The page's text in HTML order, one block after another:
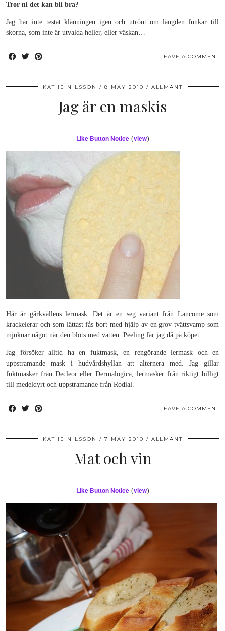
Tror ni det kan bli bra?
Jag har inte testat klänningen igen och utrönt om längden funkar till
skorna, som inte är utvalda heller, eller väskan…
LEAVE A COMMENT
KÄTHE NILSSON 8 MAY 2010 ALLMÄNT
Jag är en maskis
Like Button Notice(view)
Här är gårkvällens lermask. Det är en seg variant från Lancome som
krackelerar och som lättast fås bort med hjälp av en grov tvättsvamp som
mjuknar något när den blöts med vatten. Peeling får jag då på köpet.
Jag försöker alltid ha en fuktmask, en rengörande lermask och en
uppstramande mask i hudvårdshyllan att alternera med. Jag gillar
fuktmasker från Decleor eller Dermalogica, lermasker från riktigt billigt
till medeldyrt och uppstramande från Rodial.
LEAVE A COMMENT
KÄTHE NILSSON 7 MAY 2010 ALLMÄNT
Mat och vin
Like Button Notice(view)